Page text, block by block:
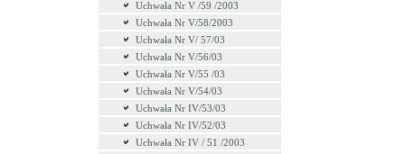
Uchwała Nr V /59 /2003
Uchwała Nr V/58/2003
Uchwała Nr V/ 57/03
Uchwała Nr V/56/03
Uchwała Nr V/55 /03
Uchwała Nr V/54/03
Uchwała Nr IV/53/03
Uchwała Nr IV/52/03
Uchwała Nr IV / 51 /2003